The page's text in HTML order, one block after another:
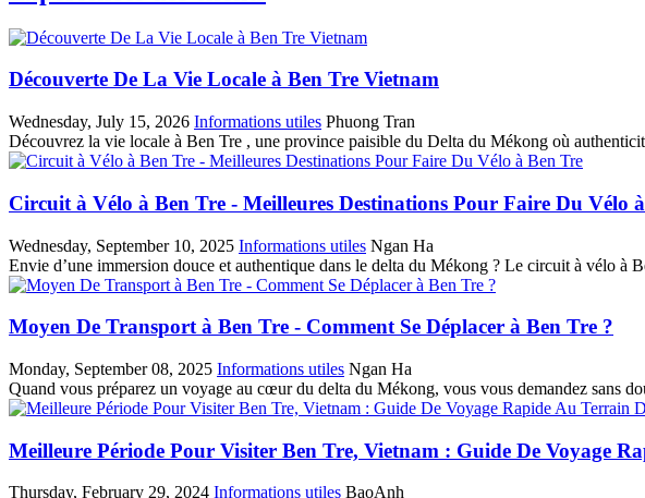
Découverte De La Vie Locale à Ben Tre Vietnam
Wednesday, July 15, 2026 Informations utiles Phuong Tran
Découvrez la vie locale à Ben Tre , une province paisible du Delta du Mékong où
Circuit à Vélo à Ben Tre - Meilleures Destinations Pour Faire Du Vélo
Wednesday, September 10, 2025 Informations utiles Ngan Ha
Envie‎ d’une immersion‎ douce et authentique‎ dans le delta‎ du Mékong‎ ? Le circuit‎ à vélo à‎
Moyen De Transport à Ben Tre - Comment Se Déplacer à Ben Tre ?
Monday, September 08, 2025 Informations utiles Ngan Ha
Quand‎ vous préparez‎ un voyage au‎ cœur du delta‎ du Mékong, vous‎ vous demandez‎ sans
Meilleure Période Pour Visiter Ben Tre, Vietnam : Guide De Voyage
Thursday, February 29, 2024 Informations utiles BaoAnh